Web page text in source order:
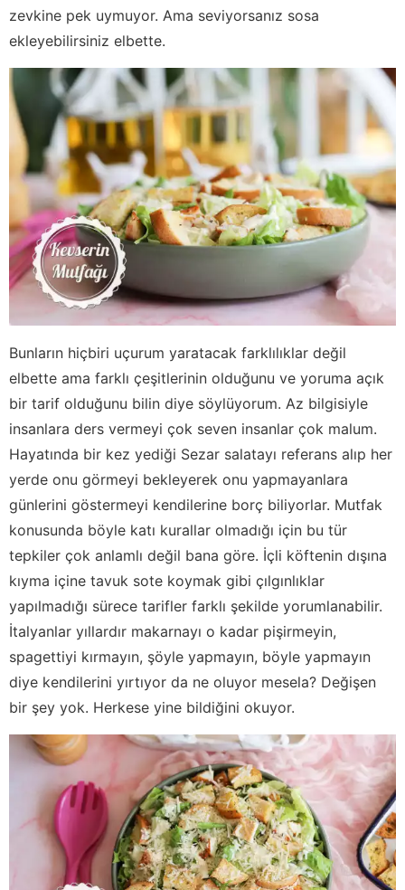
zevkine pek uymuyor. Ama seviyorsanız sosa
ekleyebilirsiniz elbette.
Bunların hiçbiri uçurum yaratacak farklılıklar değil
elbette ama farklı çeşitlerinin olduğunu ve yoruma açık
bir tarif olduğunu bilin diye söylüyorum. Az bilgisiyle
insanlara ders vermeyi çok seven insanlar çok malum.
Hayatında bir kez yediği Sezar salatayı referans alıp her
yerde onu görmeyi bekleyerek onu yapmayanlara
günlerini göstermeyi kendilerine borç biliyorlar. Mutfak
konusunda böyle katı kurallar olmadığı için bu tür
tepkiler çok anlamlı değil bana göre. İçli köftenin dışına
kıyma içine tavuk sote koymak gibi çılgınlıklar
yapılmadığı sürece tarifler farklı şekilde yorumlanabilir.
İtalyanlar yıllardır makarnayı o kadar pişirmeyin,
spagettiyi kırmayın, şöyle yapmayın, böyle yapmayın
diye kendilerini yırtıyor da ne oluyor mesela? Değişen
bir şey yok. Herkese yine bildiğini okuyor.